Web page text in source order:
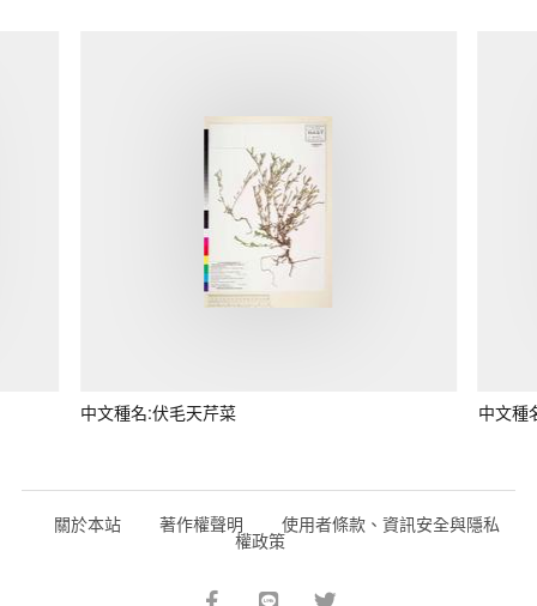
中文種名:伏毛天芹菜 中文種
關於本站 著作權聲明 使用者條款、資訊安全與隱私
權政策